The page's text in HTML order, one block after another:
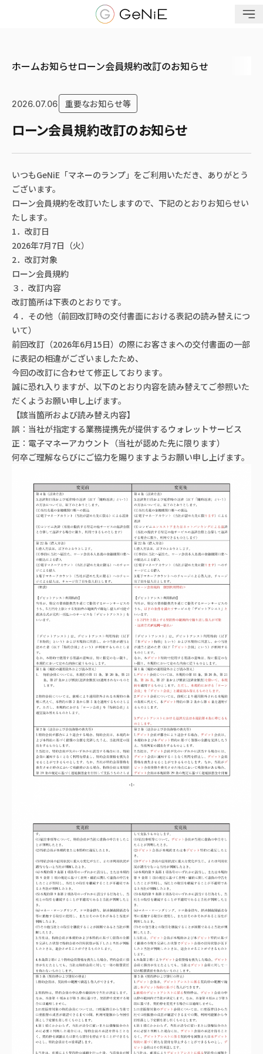
ホームお知らせローン会員規約改訂のお知らせ
2026.07.06 重要なお知らせ等
ローン会員規約改訂のお知らせ
いつもGeNiE「マネーのランプ」をご利用いただき、ありがとう
ございます。
ローン会員規約を改訂いたしますので、下記のとおりお知らせい
たします。
1．改訂日
2026年7月7日（火）
2．改訂対象
ローン会員規約
３．改訂内容
改訂箇所は下表のとおりです。
４．その他（前回改訂時の交付書面における表記の読み替えにつ
いて）
前回改訂（2026年6月15日）の際にお客さまへの交付書面の一部
に表記の相違がございましたため、
今回の改訂に合わせて修正しております。
誠に恐れ入りますが、以下のとおり内容を読み替えてご参照いた
だくようお願い申し上げます。
【該当箇所および読み替え内容】
誤：当社が指定する業務提携先が提供するウォレットサービス
正：電子マネーアカウント（当社が認めた先に限ります）
何卒ご理解ならびにご協力を賜りますようお願い申し上げます。